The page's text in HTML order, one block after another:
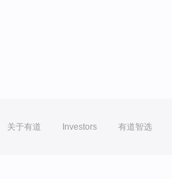
关于有道 Investors 有道智选